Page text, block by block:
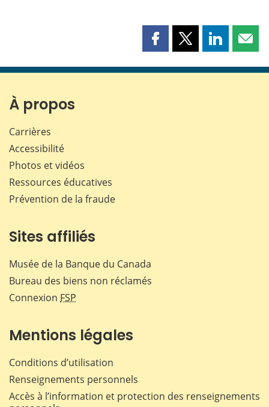
Partager
page
Partager
page
Partager
page page
À propos
Carrières
Accessibilité
Photos et vidéos
Ressources éducatives
Prévention de la fraude
Sites affiliés
Musée de la Banque du Canada
Bureau des biens non réclamés
Connexion FSP
Mentions légales
Conditions d’utilisation
Renseignements personnels
Accès à l’information et protection des renseignements